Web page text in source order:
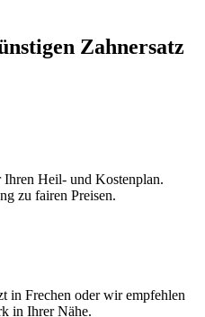
Zahnersatz
Ihren Heil- und Kostenplan.
zu fairen Preisen.
in Frechen oder wir empfehlen
in Ihrer Nähe.